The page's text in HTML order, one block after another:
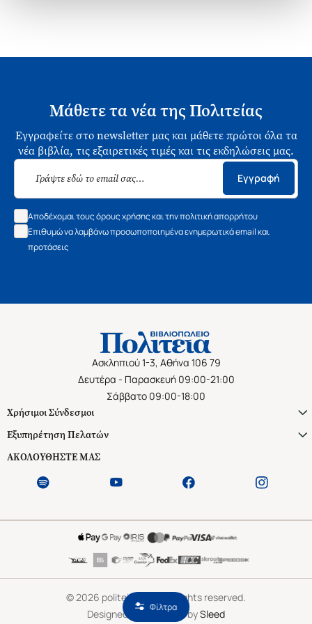
Φίλτρα
Μάθετε τα νέα της Πολιτείας
Εγγραφείτε στο newsletter μας και μάθετε πρώτοι όλα τα
νέα βιβλία, τις εξαιρετικές τιμές και τις εκδηλώσεις μας.
Εγγραφή
Αποδέχομαι τους όρους χρήσης και την πολιτική απορρήτου
Επιθυμώ να λαμβάνω προσωποποιημένα ενημερωτικά email και
προτάσεις
Ασκληπιού 1-3, Αθήνα 106 79
Δευτέρα - Παρασκευή 09:00-21:00
Σάββατο 09:00-18:00
Χρήσιμοι Σύνδεσμοι
Εξυπηρέτηση Πελατών
ΑΚΟΛΟΥΘΗΣΤΕ ΜΑΣ
© 2026 politeianet.gr All rights reserved.
Designed & Developed bySleed